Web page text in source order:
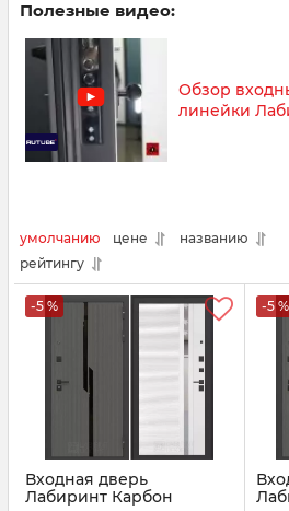
Полезные видео:
Обзор
линейки
умолчанию цене
названию
рейтингу
-5 %
Входная дверь
Лабиринт Карбон
-5 %